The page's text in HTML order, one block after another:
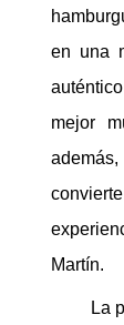
en una
mejor
Martín.
La